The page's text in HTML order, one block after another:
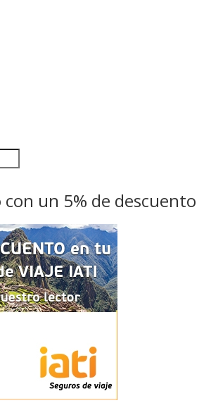
con un 5% de descuento